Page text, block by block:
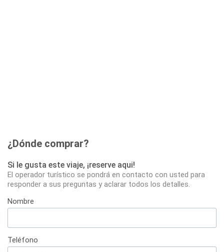
¿Dónde comprar?
Si le gusta este viaje, ¡reserve aqui!
El operador turístico se pondrá en contacto con usted para
responder a sus preguntas y aclarar todos los detalles.
Nombre
Teléfono